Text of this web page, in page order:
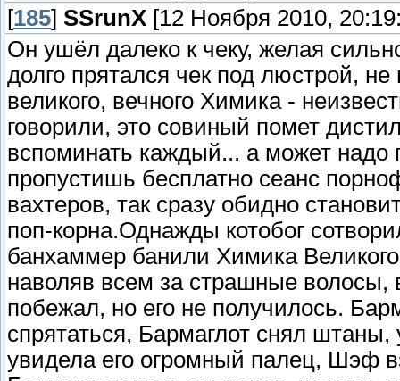
[185] SSrunX [12 Ноября 2010,
Он ушёл далеко к чеку, желая
долго прятался чек под люстрой,
великого, вечного Химика -
говорили, это совиный помет
вспоминать каждый... а может надо
пропустишь бесплатно сеанс
вахтеров, так сразу обидно
поп-корна.Однажды котобог
банхаммер банили Химика
наволяв всем за страшные волосы,
побежал, но его не получилось.
спрятаться, Бармаглот снял
увидела его огромный палец, Шэф